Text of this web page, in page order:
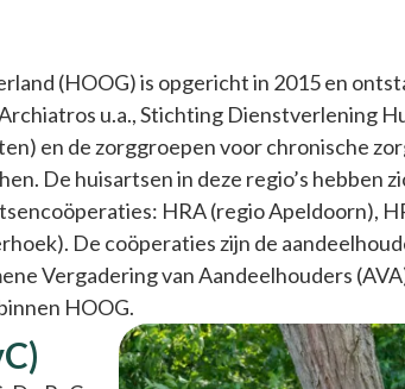
(HOOG) is opgericht in 2015 en
u.a., Stichting Dienstverlening
en de zorggroepen voor chronische
De huisartsen in deze regio’s hebben
HRA (regio Apeldoorn),
De coöperaties zijn de
Vergadering van Aandeelhouders
HOOG.